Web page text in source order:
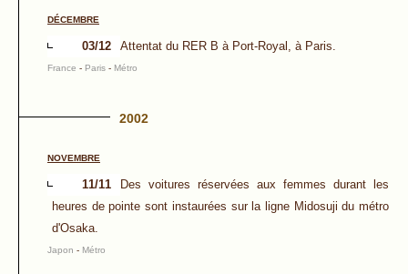
DÉCEMBRE
03/12 Attentat du RER B à Port-Royal, à Paris.
France - Paris - Métro
2002
NOVEMBRE
11/11
Des voitures réservées aux femmes durant les
heures de pointe sont instaurées sur la ligne Midosuji du métro
d'Osaka.
Japon - Métro